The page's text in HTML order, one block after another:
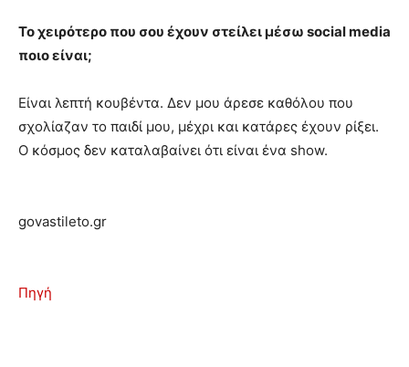
Το χειρότερο που σου έχουν στείλει μέσω social media
ποιο είναι;
Είναι λεπτή κουβέντα. Δεν μου άρεσε καθόλου που
σχολίαζαν το παιδί μου, μέχρι και κατάρες έχουν ρίξει.
Ο κόσμος δεν καταλαβαίνει ότι είναι ένα show.
govastileto.gr
Πηγή